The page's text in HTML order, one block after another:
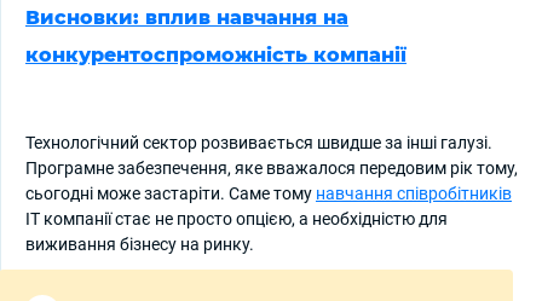
Висновки: вплив навчання на
конкурентоспроможність компанії
Технологічний сектор розвивається швидше за інші галузі.
Програмне забезпечення, яке вважалося передовим рік тому,
сьогодні може застаріти. Саме тому навчання співробітників
IT компанії стає не просто опцією, а необхідністю для
виживання бізнесу на ринку.